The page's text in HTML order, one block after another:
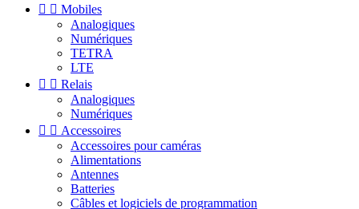
  Mobiles
Analogiques
Numériques
TETRA
LTE
  Relais
Analogiques
Numériques
  Accessoires
Accessoires pour caméras
Alimentations
Antennes
Batteries
Câbles et logiciels de programmation